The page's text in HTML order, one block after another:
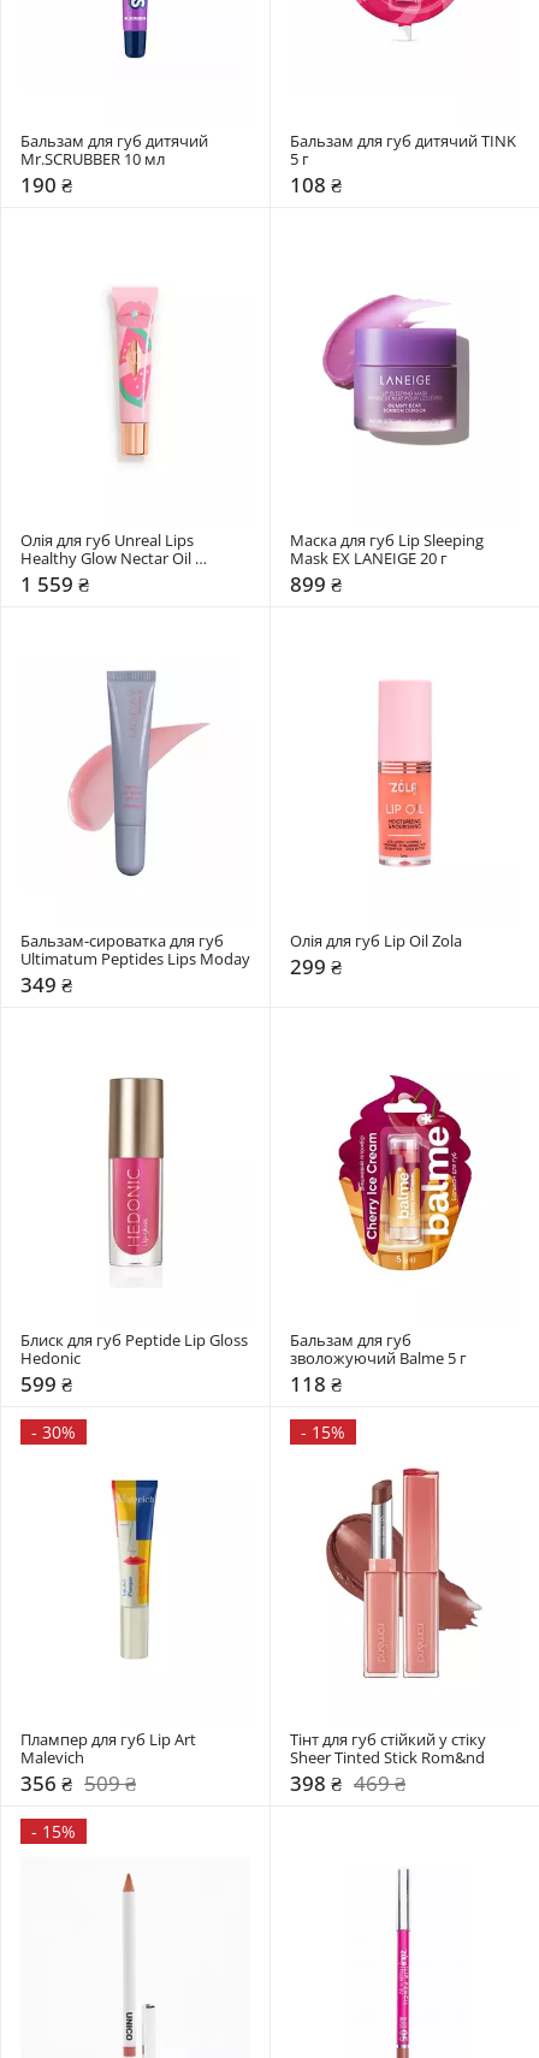
Бальзам для губ дитячий
Mr.SCRUBBER 10 мл
190 ₴
Бальзам для губ дитячий TINK
5 г
108 ₴
Олія для губ Unreal Lips
Healthy Glow Nectar Oil
Charlotte Tilbury
1 559 ₴
Маска для губ Lip Sleeping
Mask EX LANEIGE 20 г
899 ₴
Бальзам-сироватка для губ
Ultimatum Peptides Lips Moday
349 ₴
Олія для губ Lip Oil Zola
299 ₴
Блиск для губ Peptide Lip Gloss
Hedonic
599 ₴
Бальзам для губ
зволожуючий Balme 5 г
118 ₴
- 30%
Плампер для губ Lip Art
Malevich
356 ₴ 509 ₴
- 15%
Тінт для губ стійкий у стіку
398 ₴ 469 ₴
- 15%